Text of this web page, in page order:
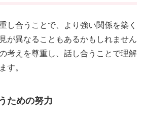
し合うことで、より強い関係を築く
が異なることもあるかもしれません
考えを尊重し、話し合うことで理解
す。
ための努力